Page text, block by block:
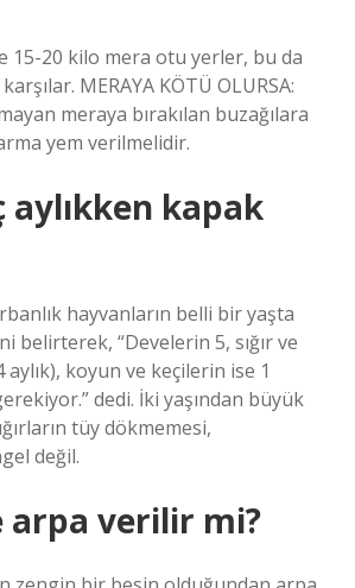
15-20 kilo mera otu yerler, bu da
MERAYA KÖTÜ OLURSA:
meraya bırakılan buzağılara
yem verilmelidir.
aylıkken kapak
hayvanların belli bir yaşta
belirterek, “Develerin 5, sığır ve
aylık), koyun ve keçilerin ise 1
dedi. İki yaşından büyük
tüy dökmemesi,
değil.
arpa verilir mi?